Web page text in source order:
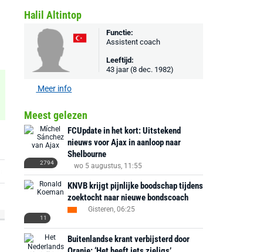
Halil Altintop
Functie:
Assistent coach
Leeftijd:
43 jaar (8 dec. 1982)
Meer info
Meest gelezen
2794
FCUpdate in het kort: Uitstekend
nieuws voor Ajax in aanloop naar
Shelbourne
wo 5 augustus, 11:55
11
KNVB krijgt pijnlijke boodschap tijdens
zoektocht naar nieuwe bondscoach
Gisteren, 06:25
Buitenlandse krant verbijsterd door